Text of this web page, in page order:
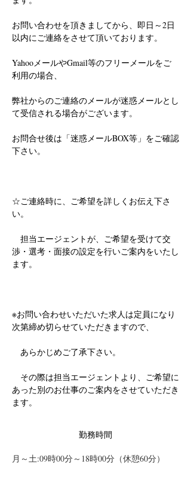
お問い合わせを頂きましてから、即日～2日
以内にご連絡をさせて頂いております。
YahooメールやGmail等のフリーメールをご
利用の場合、
弊社からのご連絡のメールが迷惑メールとし
て受信される場合がございます。
お問合せ後は「迷惑メールBOX等」をご確認
下さい。
☆ご連絡時に、ご希望を詳しくお伝え下さ
い。
担当エージェントが、ご希望を受けて交
渉・選考・面接の設定を行いご案内をいたし
ます。
※お問い合わせいただいた求人は定員になり
次第締め切らせていただきますので、
あらかじめご了承下さい。
その際は担当エージェントより、ご希望に
あった別のお仕事のご案内をさせていただき
ます。
勤務時間
月～土:09時00分～18時00分（休憩60分）